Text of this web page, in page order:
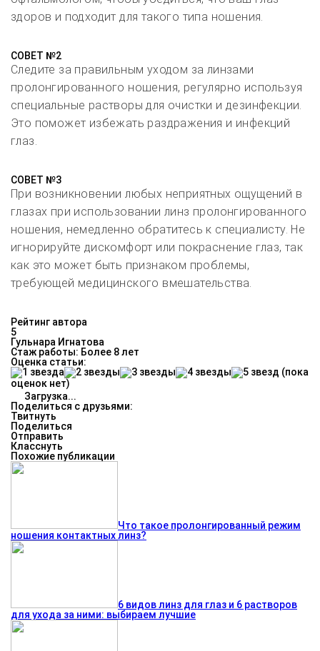
здоров и подходит для такого типа ношения.
СОВЕТ №2
Следите за правильным уходом за линзами
пролонгированного ношения, регулярно используя
специальные растворы для очистки и дезинфекции.
Это поможет избежать раздражения и инфекций
глаз.
СОВЕТ №3
При возникновении любых неприятных ощущений в
глазах при использовании линз пролонгированного
ношения, немедленно обратитесь к специалисту. Не
игнорируйте дискомфорт или покраснение глаз, так
как это может быть признаком проблемы,
требующей медицинского вмешательства.
Рейтинг автора
5
Гульнара Игнатова
Стаж работы: Более 8 лет
Оценка статьи:
(пока
оценок нет)
Загрузка...
Поделиться с друзьями:
Твитнуть
Поделиться
Отправить
Класснуть
Похожие публикации
Что такое пролонгированный режим
ношения контактных линз?
6 видов линз для глаз и 6 растворов
для ухода за ними: выбираем лучшие